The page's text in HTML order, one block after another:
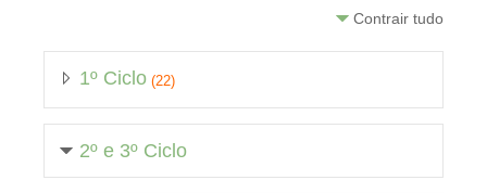
Contrair tudo
1º Ciclo (22)
2º e 3º Ciclo